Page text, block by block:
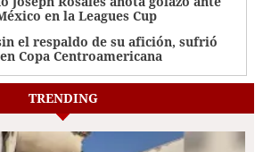
en la Leagues Cup
el respaldo de su afición, sufrió
Copa Centroamericana
TRENDING